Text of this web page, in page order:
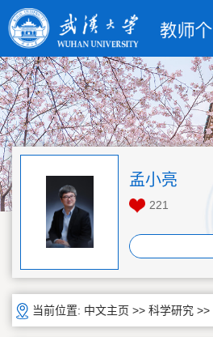
孟小亮
221
当前位置: 中文主页 >> 科学研究 >>